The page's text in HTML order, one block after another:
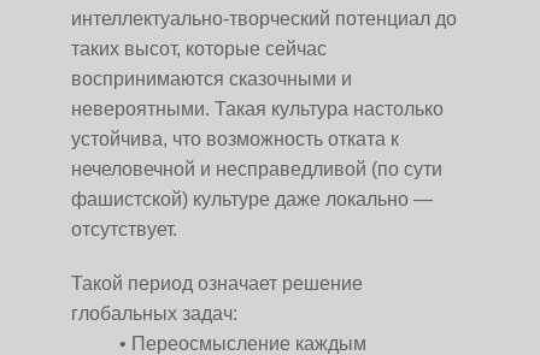
интеллектуально-творческий потенциал до
таких высот, которые сейчас
воспринимаются сказочными и
невероятными. Такая культура настолько
устойчива, что возможность отката к
нечеловечной и несправедливой (по сути
фашистской) культуре даже локально —
отсутствует.
Такой период означает решение
глобальных задач:
Переосмысление каждым